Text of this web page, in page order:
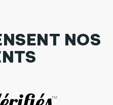
NOS